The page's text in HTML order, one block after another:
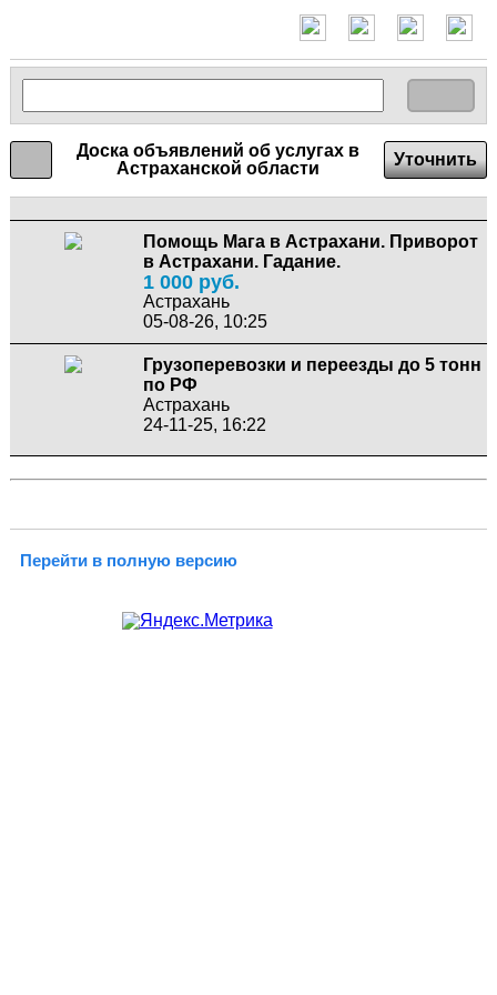
Доска объявлений об услугах в
Астраханской области
Уточнить
Помощь Мага в Астрахани. Приворот
в Астрахани. Гадание.
1 000 руб.
Астрахань
05-08-26, 10:25
Грузоперевозки и переезды до 5 тонн
по РФ
Астрахань
24-11-25, 16:22
Перейти в полную версию